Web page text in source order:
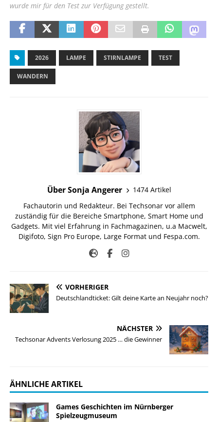
wurde mir für den Test zur Verfügung gestellt.
2026 LAMPE STIRNLAMPE TEST
WANDERN
Über Sonja Angerer
1474 Artikel
Fachautorin und Redakteur. Bei Techsonar vor allem
zuständig für die Bereiche Smartphone, Smart Home und
Gadgets. Mit viel Erfahrung in Fachmagazinen, u.a Macwelt,
Digifoto, Sign Pro Europe, Large Format und Fespa.com.
VORHERIGER
Deutschlandticket: Gilt deine Karte an Neujahr noch?
NÄCHSTER
Techsonar Advents Verlosung 2025 … die Gewinner
ÄHNLICHE ARTIKEL
Games Geschichten im Nürnberger
Spielzeugmuseum